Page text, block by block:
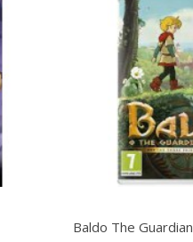
Baldo The Guardian